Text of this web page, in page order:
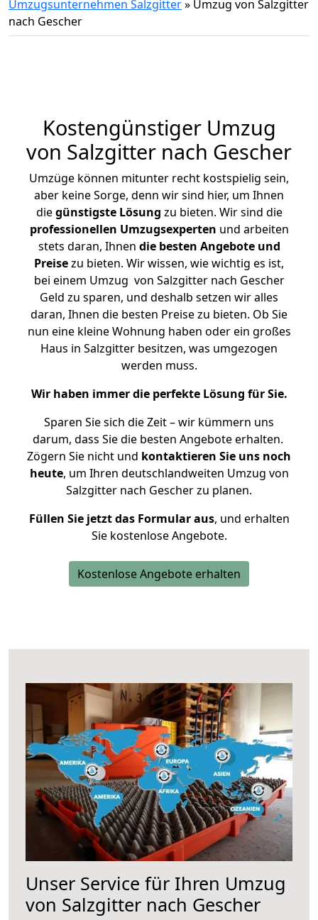
Umzugsunternehmen Salzgitter» Umzug von Salzgitter
nach Gescher
Kostengünstiger Umzug
von Salzgitter nach Gescher
Umzüge können mitunter recht kostspielig sein,
aber keine Sorge, denn wir sind hier, um Ihnen
diegünstigste Lösung zu bieten. Wir sind die
professionellen Umzugsexperten und arbeiten
stets daran, Ihnen die besten Angebote und
Preisezu bieten. Wir wissen, wie wichtig es ist,
bei einem Umzug von Salzgitter nach Gescher
Geld zu sparen, und deshalb setzen wir alles
daran, Ihnen die besten Preise zu bieten. Ob Sie
nun eine kleine Wohnung haben oder ein großes
Haus in Salzgitter besitzen, was umgezogen
werden muss.
Wir haben immer die perfekte Lösung für Sie.
Sparen Sie sich die Zeit – wir kümmern uns
darum, dass Sie die besten Angebote erhalten.
Zögern Sie nicht und kontaktieren Sie uns noch
heute, um Ihren deutschlandweiten Umzug von
Salzgitter nach Gescher zu planen.
Füllen Sie jetzt das Formular aus, und erhalten
Sie kostenlose Angebote.
Kostenlose Angebote erhalten
Unser Service für Ihren Umzug
von Salzgitter nach Gescher